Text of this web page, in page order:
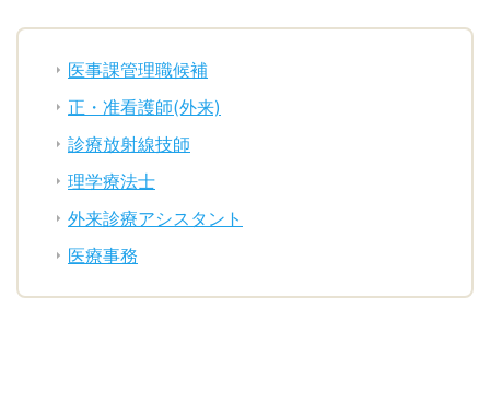
医事課管理職候補
正・准看護師(外来)
診療放射線技師
理学療法士
外来診療アシスタント
医療事務